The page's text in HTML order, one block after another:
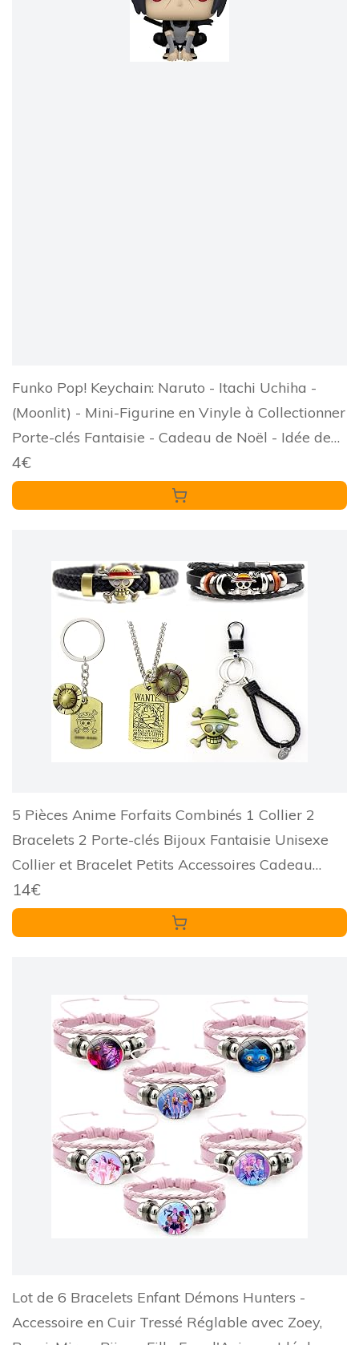
Funko Pop! Keychain: Naruto - Itachi Uchiha -
(Moonlit) - Mini-Figurine en Vinyle à Collectionner
Porte-clés Fantaisie - Cadeau de Noël - Idée de
Cadeau - Produits Officiels - Anime Fans
4€
5 Pièces Anime Forfaits Combinés 1 Collier 2
Bracelets 2 Porte-clés Bijoux Fantaisie Unisexe
Collier et Bracelet Petits Accessoires Cadeau
Commémoratif pour Fans d'anime
14€
Lot de 6 Bracelets Enfant Démons Hunters -
Accessoire en Cuir Tressé Réglable avec Zoey,